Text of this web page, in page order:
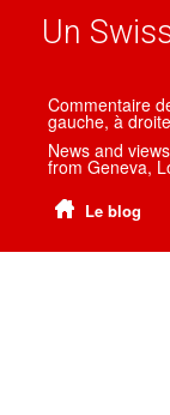
Un
Commentaire
gauche, à
News and
from Geneva,
Le blog